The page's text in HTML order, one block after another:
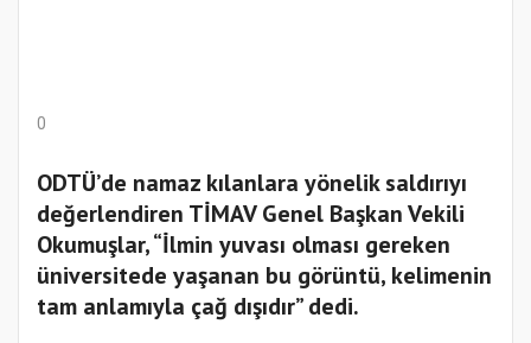
0
ODTÜ’de namaz kılanlara yönelik saldırıyı
değerlendiren TİMAV Genel Başkan Vekili
Okumuşlar, “İlmin yuvası olması gereken
üniversitede yaşanan bu görüntü, kelimenin
tam anlamıyla çağ dışıdır” dedi.